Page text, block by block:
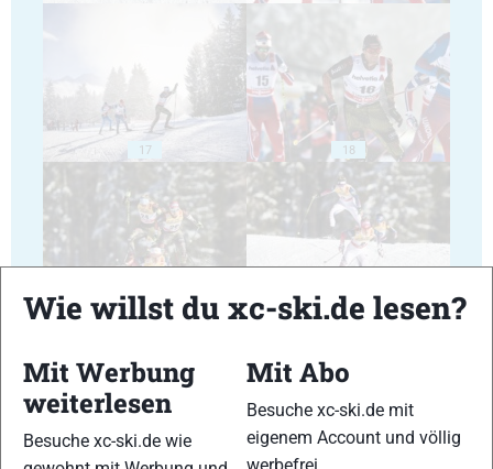
17 18
19 20
Wie willst du xc-ski.de lesen?
Mit Werbung
weiterlesen
Besuche xc-ski.de wie
Mit Abo
Besuche xc-ski.de mit
eigenem Account und völlig